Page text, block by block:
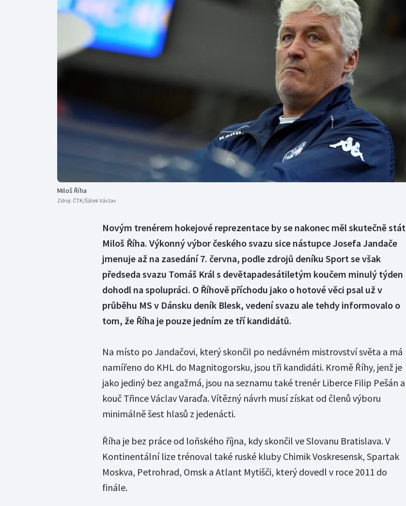
Curling
Dostihy
Florbal
Moderní pětiboj
Motorsport
Olympijské hry
Parasport
Plavání
Plážový volejbal
Triatlon
Veslování
Vodní slalom
Volejbal
Miloš Říha
Zdroj: ČTK/Šálek Václav
Novým trenérem hokejové reprezentace by se nakonec měl skutečně stát
Miloš Říha. Výkonný výbor českého svazu sice nástupce Josefa Jandače
jmenuje až na zasedání 7. června, podle zdrojů deníku Sport se však
předseda svazu Tomáš Král s devětapadesátiletým koučem minulý týden
dohodl na spolupráci. O Říhově příchodu jako o hotové věci psal už v
průběhu MS v Dánsku deník Blesk, vedení svazu ale tehdy informovalo o
tom, že Říha je pouze jedním ze tří kandidátů.
Na místo po Jandačovi, který skončil po nedávném mistrovství světa a má
namířeno do KHL do Magnitogorsku, jsou tři kandidáti. Kromě Říhy, jenž je
jako jediný bez angažmá, jsou na seznamu také trenér Liberce Filip Pešán a
kouč Třince Václav Varaďa. Vítězný návrh musí získat od členů výboru
minimálně šest hlasů z jedenácti.
Říha je bez práce od loňského října, kdy skončil ve Slovanu Bratislava. V
Kontinentální lize trénoval také ruské kluby Chimik Voskresensk, Spartak
Moskva, Petrohrad, Omsk a Atlant Mytišči, který dovedl v roce 2011 do
finále.